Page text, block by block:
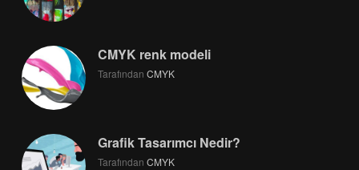
CMYK renk modeli
Tarafından CMYK
Grafik Tasarımcı Nedir?
Tarafından CMYK